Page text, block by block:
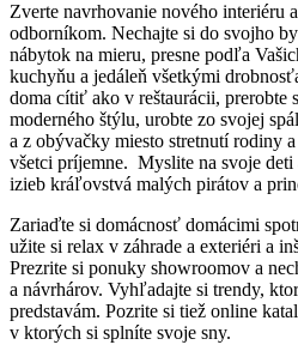
Zverte navrhovanie nového interiéru
odborníkom. Nechajte si do svojho
nábytok na mieru, presne podľa
kuchyňu a jedáleň všetkými
doma cítiť ako v reštaurácii, prerobte
moderného štýlu, urobte zo svojej
a z obývačky miesto stretnutí rodiny
všetci príjemne. Myslite na svoje deti
izieb kráľovstvá malých pirátov a
Zariaďte si domácnosť domácimi
užite si relax v záhrade a exteriéri a
Prezrite si ponuky showroomov a
a návrhárov. Vyhľadajte si trendy,
predstavám. Pozrite si tiež online
v ktorých si splníte svoje sny.